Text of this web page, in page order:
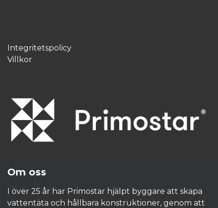
Integritetspolicy
Villkor
Om oss
I över 25 år har Primostar hjälpt byggare att skapa
vattentäta och hållbara konstruktioner, genom att